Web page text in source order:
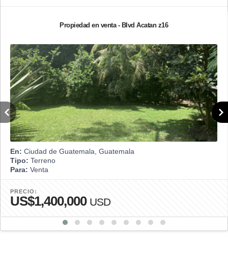
Propiedad en venta - Blvd Acatan z16
En: Ciudad de Guatemala, Guatemala
Tipo: Terreno
Para: Venta
PRECIO:
US$1,400,000 USD